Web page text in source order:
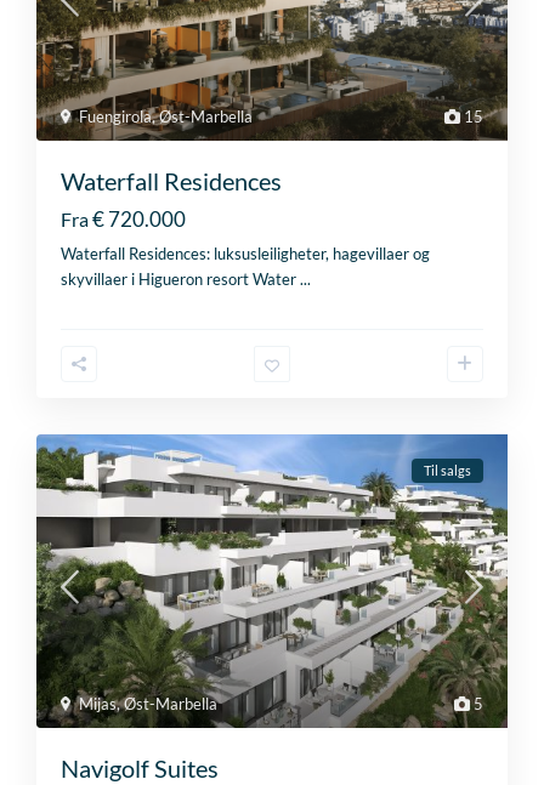
15
Fuengirola,Øst-Marbella
Waterfall Residences
Fra€ 720.000
Waterfall Residences: luksusleiligheter, hagevillaer og
skyvillaer i Higueron resort Water...
5
Mijas,Øst-Marbella
Til salgs
Navigolf Suites